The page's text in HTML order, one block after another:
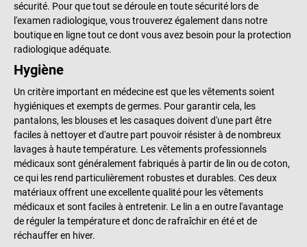
sécurité. Pour que tout se déroule en toute sécurité lors de
l'examen radiologique, vous trouverez également dans notre
boutique en ligne tout ce dont vous avez besoin pour la protection
radiologique adéquate.
Hygiène
Un critère important en médecine est que les vêtements soient
hygiéniques et exempts de germes. Pour garantir cela, les
pantalons, les blouses et les casaques doivent d'une part être
faciles à nettoyer et d'autre part pouvoir résister à de nombreux
lavages à haute température. Les vêtements professionnels
médicaux sont généralement fabriqués à partir de lin ou de coton,
ce qui les rend particulièrement robustes et durables. Ces deux
matériaux offrent une excellente qualité pour les vêtements
médicaux et sont faciles à entretenir. Le lin a en outre l'avantage
de réguler la température et donc de rafraîchir en été et de
réchauffer en hiver.